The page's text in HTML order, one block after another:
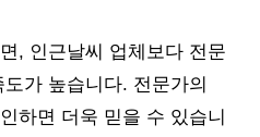
, 인근날씨 업체보다 전문
가 높습니다. 전문가의
하면 더욱 믿을 수 있습니